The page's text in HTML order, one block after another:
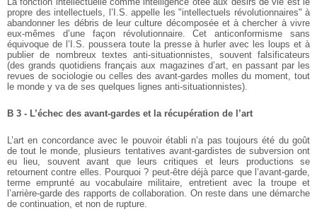
propre des intellectuels, l’I.S. appelle les "intellectuels révolutionnaires" à
abandonner les débris de leur culture décomposée et à chercher à vivre
eux-mêmes d’une façon révolutionnaire. Cet anticonformisme sans
équivoque de l’I.S. poussera toute la presse à hurler avec les loups et à
publier de nombreux textes anti-situationnistes, souvent falsificateurs
(des grands quotidiens français aux magazines d’art, en passant par les
revues de sociologie ou celles des avant-gardes molles du moment, tout
le monde y va de ses quelques lignes anti-situationnistes).
B 3 - L’échec des avant-gardes et la récupération de l’art
L’art en concordance avec le pouvoir établi n’a pas toujours été du goût
de tout le monde, plusieurs tentatives avant-gardistes de subversion ont
eu lieu, souvent avant que leurs critiques et leurs productions se
retournent contre elles. Pourquoi ? peut-être déjà parce que l’avant-garde,
terme emprunté au vocabulaire militaire, entretient avec la troupe et
l’arrière-garde des rapports de collaboration. On reste dans une démarche
de continuation, et non de rupture.